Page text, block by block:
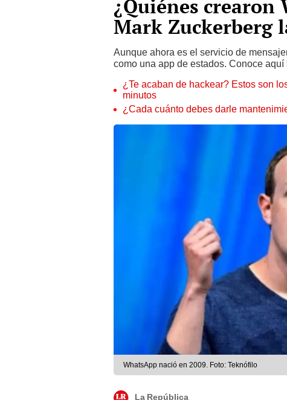
Mark Zuckerberg
Aunque ahora es el servicio de
como una app de estados. Conoce
¿Te acaban de hackear? Estos son
minutos
¿Cada cuánto debes darle
WhatsApp nació en 2009. Foto: Teknófilo
La República